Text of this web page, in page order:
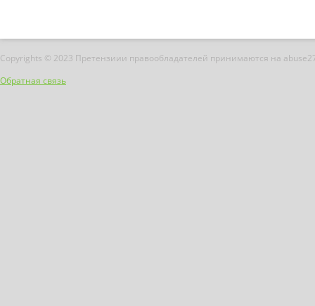
Copyrights © 2023 Претензиии правообладателей принимаются на
Обратная связь